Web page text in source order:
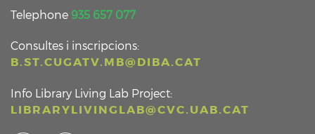
Telephone 935 657 077
Consultes i inscripcions:
B.ST.CUGATV.MB@DIBA.CAT
Info Library Living Lab Project:
LIBRARYLIVINGLAB@CVC.UAB.CAT